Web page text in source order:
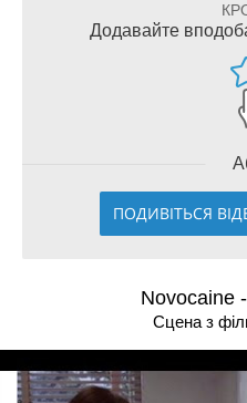
Додавайте
ПОДИВІТЬСЯ
Novocaine
Сцена з